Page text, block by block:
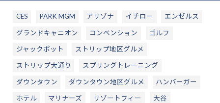
CES PARK MGM アリゾナ イチロー エンゼルス
グランドキャニオン コンベンション ゴルフ
ジャックポット ストリップ地区グルメ
ストリップ大通り スプリングトレーニング
ダウンタウン ダウンタウン地区グルメ ハンバーガー
ホテル マリナーズ リゾートフィー 大谷